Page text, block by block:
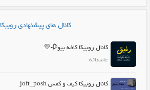
کانال های پیشنهادی روبیکا
کانال روبیکا کافه بیو🥀💛
عاشقانه
کانال روبیکا کیف و کفش joft_posh